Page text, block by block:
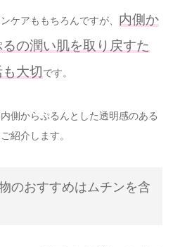
ケアももちろんですが、 内側か
の潤い肌を取り戻すた
大切です。
側からぷるんとした透明感のある
紹介します。
のおすすめはムチンを含